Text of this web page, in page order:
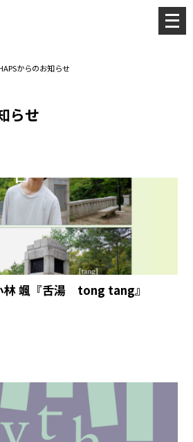
からのお知らせ
らせ
林 颯『舌湯 tong tang』
メ
ニ